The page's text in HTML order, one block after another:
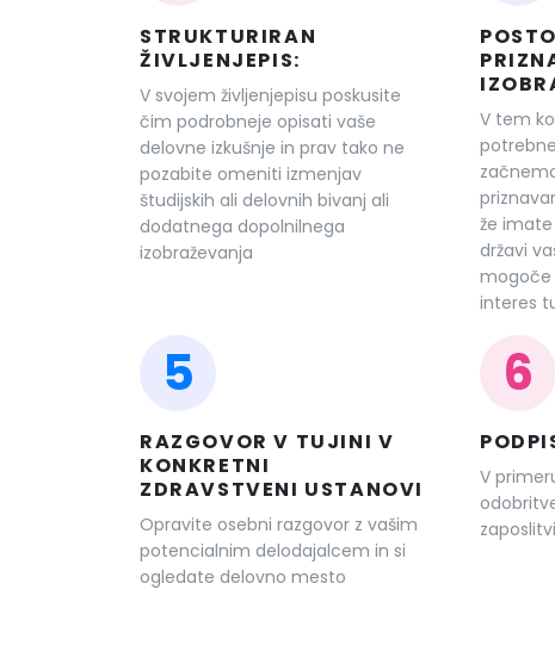
STRUKTURIRAN
ŽIVLJENJEPIS:
V svojem življenjepisu poskusite
čim podrobneje opisati vaše
delovne izkušnje in prav tako ne
pozabite omeniti izmenjav
študijskih ali delovnih bivanj ali
dodatnega dopolnilnega
izobraževanja
V tem
že
državi
mogoče
interes
5
RAZGOVOR V TUJINI V
KONKRETNI
ZDRAVSTVENI USTANOVI
Opravite osebni razgovor z vašim
potencialnim delodajalcem in si
ogledate delovno mesto
6
V
zaposlitvi